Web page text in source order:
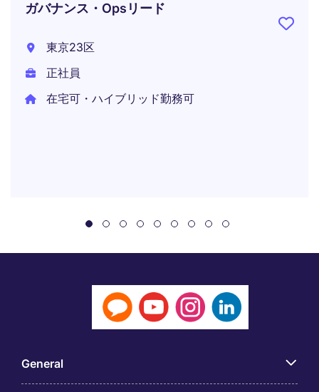
ガバナンス・Opsリード
東京23区
正社員
在宅可・ハイブリッド勤務可
General